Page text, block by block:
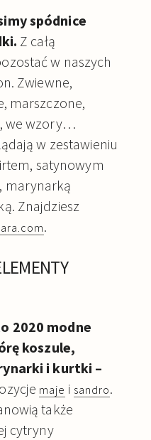
spódnice
Z całą
w naszych
Zwiewne,
marszczone,
we wzory…
w zestawieniu
satynowym
marynarką
Znajdziesz
.
2020 modne
koszule,
i kurtki –
maje i sandro.
także
cytryny